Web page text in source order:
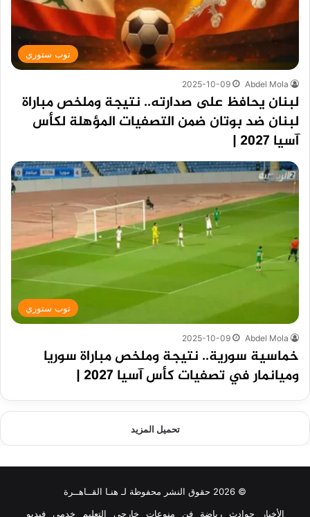
توب ستوري
Abdel Mola
2025-10-09
لبنان يحافظ على صدارته.. نتيجة وملخص مباراة
لبنان ضد بوتان ضمن التصفيات المؤهلة لكأس
آسيا 2027 |
توب ستوري
Abdel Mola
2025-10-09
خماسية سورية.. نتيجة وملخص مباراة سوريا
وميانمار في تصفيات كأس آسيا 2027 |
تحميل المزيد
© 2026 حقوق النشر محفوظة لـ هنـا القــاهــرة
الأخبار
حوادث رياضة فن منوعات خارجي التعليم خدمي فيديو